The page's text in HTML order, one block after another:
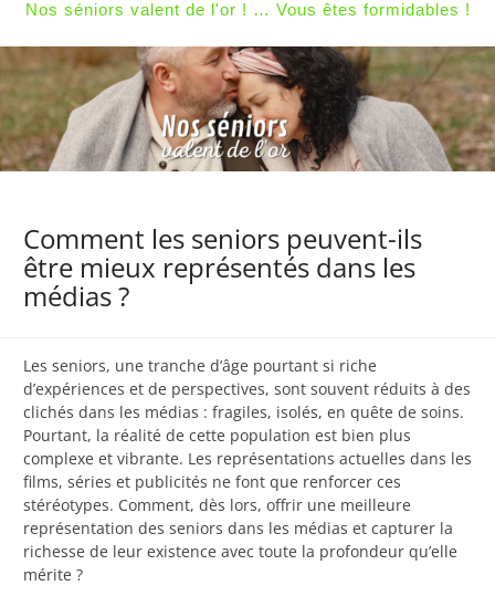
Nos séniors valent de l'or ! … Vous êtes formidables !
Comment les seniors peuvent-ils
être mieux représentés dans les
médias ?
Les seniors, une tranche d’âge pourtant si riche
d’expériences et de perspectives, sont souvent réduits à des
clichés dans les médias : fragiles, isolés, en quête de soins.
Pourtant, la réalité de cette population est bien plus
complexe et vibrante. Les représentations actuelles dans les
films, séries et publicités ne font que renforcer ces
stéréotypes. Comment, dès lors, offrir une meilleure
représentation des seniors dans les médias et capturer la
richesse de leur existence avec toute la profondeur qu’elle
mérite ?